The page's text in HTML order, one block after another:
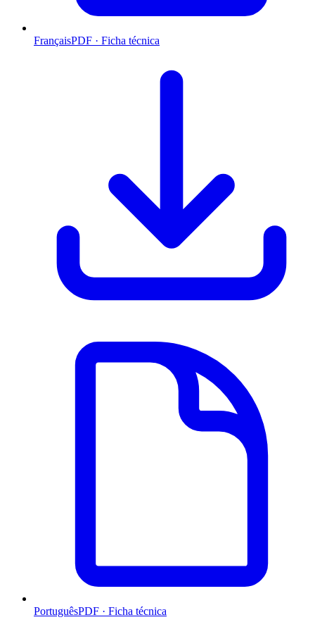
FrançaisPDF · Ficha técnica
PortuguêsPDF · Ficha técnica